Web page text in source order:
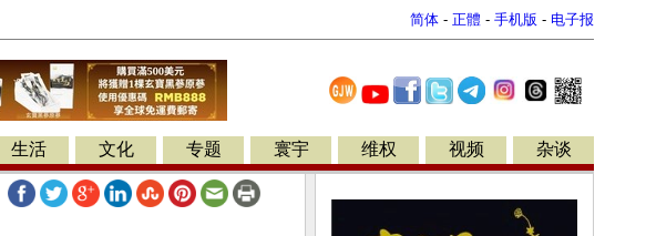
简体 - 正體 - 手机版 - 电子报
生活 文化 专题 寰宇 维权 视频 杂谈